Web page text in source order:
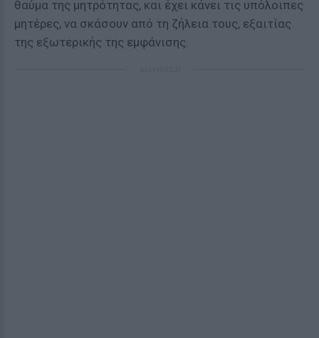
θαύμα της μητρότητας, και έχει κάνει τις υπόλοιπες
μητέρες, να σκάσουν από τη ζήλεια τους, εξαιτίας
της εξωτερικής της εμφάνισης.